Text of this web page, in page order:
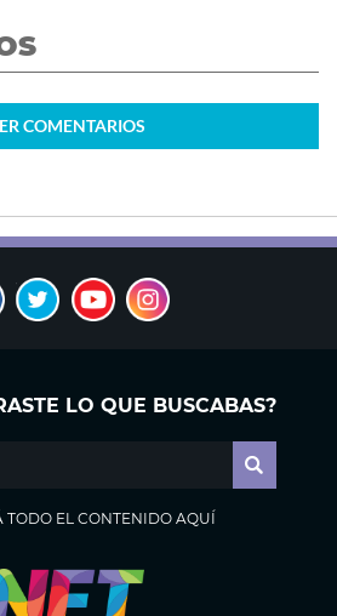
COMENTARIOS
LO QUE BUSCABAS?
TODO EL CONTENIDO AQUÍ